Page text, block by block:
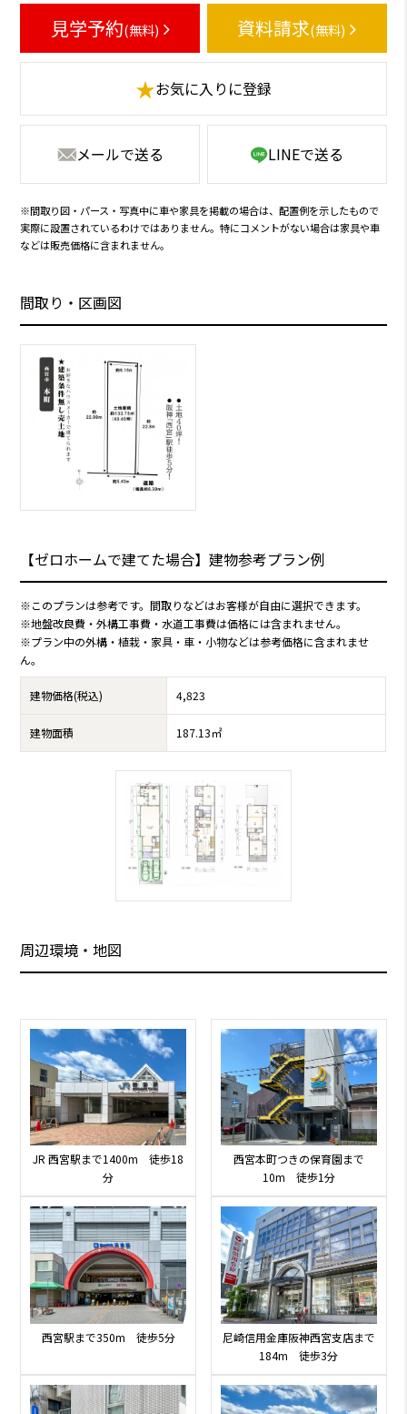
見学予約(無料) 資料請求(無料)
★お気に入りに登録
メールで送る LINEで送る
※間取り図・パース・写真中に車や家具を掲載の場合は、配置例を示したもので
実際に設置されているわけではありません。特にコメントがない場合は家具や車
などは販売価格に含まれません。
間取り・区画図
【ゼロホームで建てた場合】建物参考プラン例
※このプランは参考です。間取りなどはお客様が自由に選択できます。
※地盤改良費・外構工事費・水道工事費は価格には含まれません。
※プラン中の外構・植栽・家具・車・小物などは参考価格に含まれませ
ん。
建物価格(税込) 4,823
建物面積 187.13㎡
周辺環境・地図
JR 西宮駅まで1400m 徒歩18
分
西宮本町つきの保育園まで
10m 徒歩1分
西宮駅まで350m 徒歩5分
尼崎信用金庫阪神西宮支店まで
184m 徒歩3分